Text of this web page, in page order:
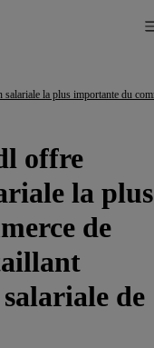
la plus importante du
offre
la plus
de
salariale de